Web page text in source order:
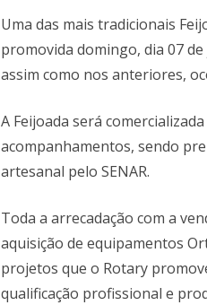
Uma das mais tradicionais
promovida domingo, dia 07
assim como nos anteriores,
A Feijoada será
acompanhamentos, sendo
artesanal pelo SENAR.
Toda a arrecadação com a
aquisição de equipamentos
projetos que o Rotary
qualificação profissional e